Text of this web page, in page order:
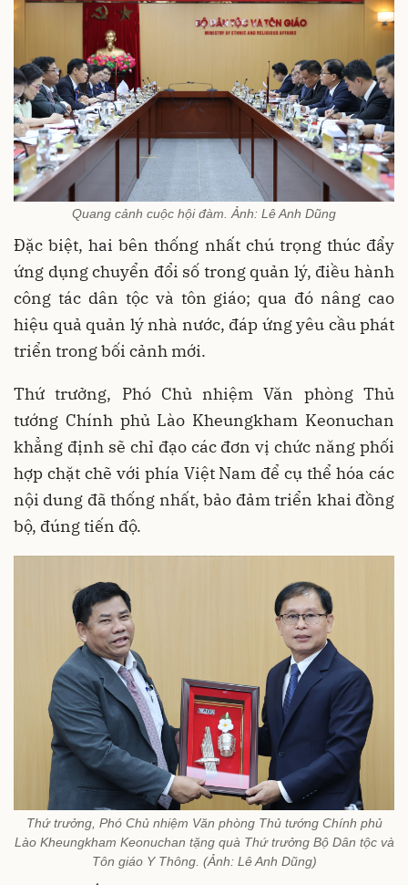
Quang cảnh cuộc hội đàm. Ảnh: Lê Anh Dũng
Đặc biệt, hai bên thống nhất chú trọng thúc đẩy
ứng dụng chuyển đổi số trong quản lý, điều hành
công tác dân tộc và tôn giáo; qua đó nâng cao
hiệu quả quản lý nhà nước, đáp ứng yêu cầu phát
triển trong bối cảnh mới.
Thứ trưởng, Phó Chủ nhiệm Văn phòng Thủ
tướng Chính phủ Lào Kheungkham Keonuchan
khẳng định sẽ chỉ đạo các đơn vị chức năng phối
hợp chặt chẽ với phía Việt Nam để cụ thể hóa các
nội dung đã thống nhất, bảo đảm triển khai đồng
bộ, đúng tiến độ.
Thứ trưởng, Phó Chủ nhiệm Văn phòng Thủ tướng Chính phủ
Lào Kheungkham Keonuchan tặng quà Thứ trưởng Bộ Dân tộc và
Tôn giáo Y Thông. (Ảnh: Lê Anh Dũng)